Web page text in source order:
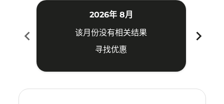
chevron_left
2026年 8月
该月份没有相关结果
寻找优惠
chevron_right